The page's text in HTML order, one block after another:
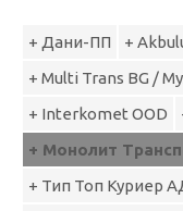
+ Дани-ПП
+
+ Multi Trans BG /
+ Interkomet OOD
+ Монолит
+ Тип Топ Куриер